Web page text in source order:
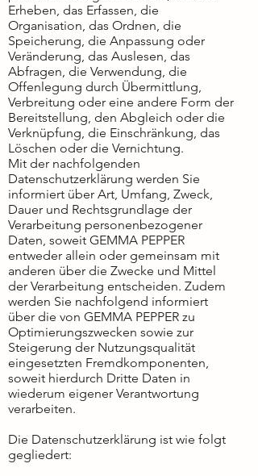
Erheben, das Erfassen, die
Organisation, das Ordnen, die
Speicherung, die Anpassung oder
Veränderung, das Auslesen, das
Abfragen, die Verwendung, die
Offenlegung durch Übermittlung,
Verbreitung oder eine andere Form der
Bereitstellung, den Abgleich oder die
Verknüpfung, die Einschränkung, das
Löschen oder die Vernichtung.
Mit der nachfolgenden
Datenschutzerklärung werden Sie
informiert über Art, Umfang, Zweck,
Dauer und Rechtsgrundlage der
Verarbeitung personenbezogener
Daten, soweit GEMMA PEPPER
entweder allein oder gemeinsam mit
anderen über die Zwecke und Mittel
der Verarbeitung entscheiden. Zudem
werden Sie nachfolgend informiert
über die von GEMMA PEPPER zu
Optimierungszwecken sowie zur
Steigerung der Nutzungsqualität
eingesetzten Fremdkomponenten,
soweit hierdurch Dritte Daten in
wiederum eigener Verantwortung
verarbeiten.
Die Datenschutzerklärung ist wie folgt
gegliedert: